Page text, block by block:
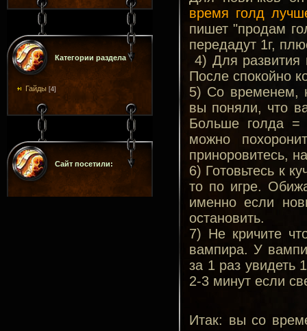
Категории раздела
Гайды [4]
Сайт посетили:
время голд
пишет "продам
передадут 1г,
4) Для
После спокойно
5) Со временем,
вы поняли, что
Больше голда =
можно
приноровитесь,
6) Готовьтесь к
то по игре.
именно если
остановить.
7) Не кричите
вампира. У
за 1 раз увидеть
2-3 минут если
Итак: вы со